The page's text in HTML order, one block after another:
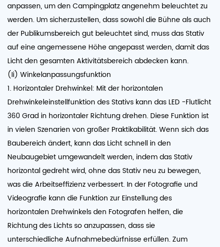
anpassen, um den Campingplatz angenehm beleuchtet zu
werden. Um sicherzustellen, dass sowohl die Bühne als auch
der Publikumsbereich gut beleuchtet sind, muss das Stativ
auf eine angemessene Höhe angepasst werden, damit das
Licht den gesamten Aktivitätsbereich abdecken kann.
(Ii) Winkelanpassungsfunktion
1. Horizontaler Drehwinkel: Mit der horizontalen
Drehwinkeleinstellfunktion des Stativs kann das LED -Flutlicht
360 Grad in horizontaler Richtung drehen. Diese Funktion ist
in vielen Szenarien von großer Praktikabilität. Wenn sich das
Baubereich ändert, kann das Licht schnell in den
Neubaugebiet umgewandelt werden, indem das Stativ
horizontal gedreht wird, ohne das Stativ neu zu bewegen,
was die Arbeitseffizienz verbessert. In der Fotografie und
Videografie kann die Funktion zur Einstellung des
horizontalen Drehwinkels den Fotografen helfen, die
Richtung des Lichts so anzupassen, dass sie
unterschiedliche Aufnahmebedürfnisse erfüllen. Zum